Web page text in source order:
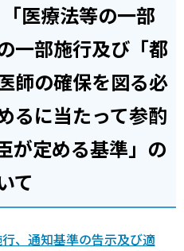
医療法等の一部
一部施行及び「都
師の確保を図る必
るに当たって参酌
が定める基準」の
て
、通知基準の告示及び適